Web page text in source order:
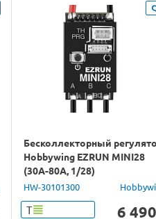
Бесколлекторный
Hobbywing EZRUN MINI28
(30A-80A, 1/28)
влагозащищённый
HW-30101300
Т 6 490